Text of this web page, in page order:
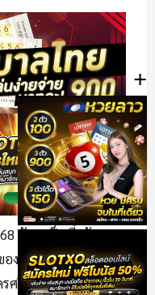
ยังคงเป็นที่ศรัทธา
ง “หลวงปู่รวย ปาสา
ศรีอยุธยาเลขเด็ดยัง
+